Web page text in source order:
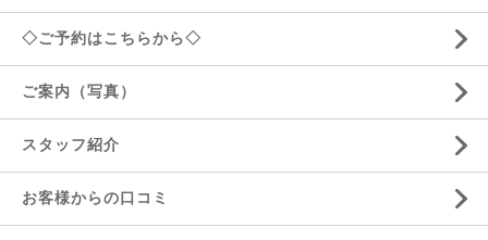
◇ご予約はこちらから◇
ご案内（写真）
スタッフ紹介
お客様からの口コミ